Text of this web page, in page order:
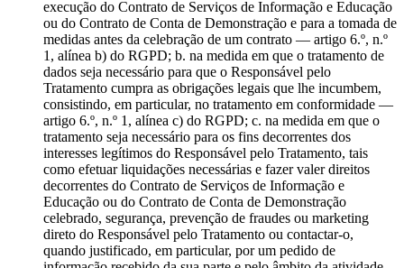
execução do Contrato de Serviços de Informação e Educação
ou do Contrato de Conta de Demonstração e para a tomada de
medidas antes da celebração de um contrato — artigo 6.º, n.º
1, alínea b) do RGPD; b. na medida em que o tratamento de
dados seja necessário para que o Responsável pelo
Tratamento cumpra as obrigações legais que lhe incumbem,
consistindo, em particular, no tratamento em conformidade —
artigo 6.º, n.º 1, alínea c) do RGPD; c. na medida em que o
tratamento seja necessário para os fins decorrentes dos
interesses legítimos do Responsável pelo Tratamento, tais
como efetuar liquidações necessárias e fazer valer direitos
decorrentes do Contrato de Serviços de Informação e
Educação ou do Contrato de Conta de Demonstração
celebrado, segurança, prevenção de fraudes ou marketing
direto do Responsável pelo Tratamento ou contactar-o,
quando justificado, em particular, por um pedido de